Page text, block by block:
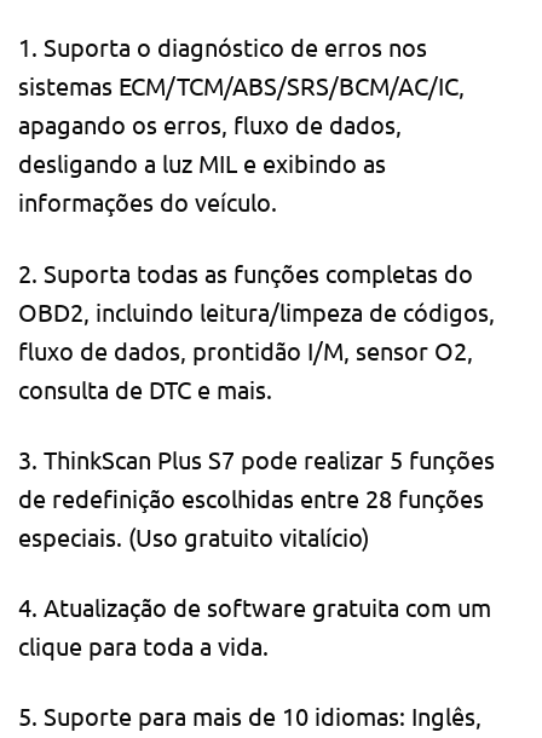
1. Suporta o diagnóstico de erros nos
sistemas ECM/TCM/ABS/SRS/BCM/AC/IC,
apagando os erros, fluxo de dados,
desligando a luz MIL e exibindo as
informações do veículo.
2. Suporta todas as funções completas do
OBD2, incluindo leitura/limpeza de códigos,
fluxo de dados, prontidão I/M, sensor O2,
consulta de DTC e mais.
3. ThinkScan Plus S7 pode realizar 5 funções
de redefinição escolhidas entre 28 funções
especiais. (Uso gratuito vitalício)
4. Atualização de software gratuita com um
clique para toda a vida.
5. Suporte para mais de 10 idiomas: Inglês,